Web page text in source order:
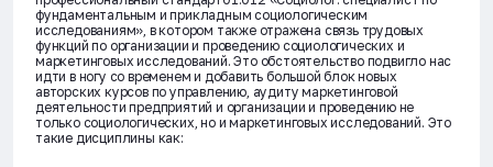
фундаментальным и прикладным социологическим
исследованиям», в котором также отражена связь трудовых
функций по организации и проведению социологических и
маркетинговых исследований. Это обстоятельство подвигло нас
идти в ногу со временем и добавить большой блок новых
авторских курсов по управлению, аудиту маркетинговой
деятельности предприятий и организации и проведению не
только социологических, но и маркетинговых исследований. Это
такие дисциплины как: